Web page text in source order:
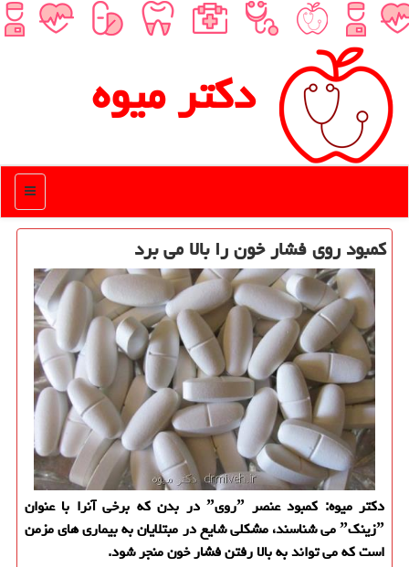
دكتر میوه
منو
كمبود روی فشار خون را بالا می برد
دكتر میوه: كمبود عنصر ˮرویˮ در بدن كه برخی آنرا با عنوان
ˮزینكˮ می شناسند، مشكلی شایع در مبتلایان به بیماری های مزمن
است كه می تواند به بالا رفتن فشار خون منجر شود.